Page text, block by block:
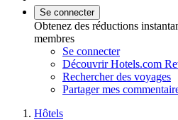
Se connecter
Obtenez des réductions
membres
Se connecter
Découvrir Hotels.com
Rechercher des voyages
Partager mes
Hôtels